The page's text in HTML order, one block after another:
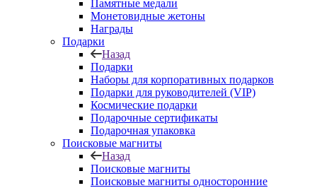
Памятные медали
Монетовидные жетоны
Награды
Подарки
Назад
Подарки
Наборы для корпоративных подарков
Подарки для руководителей (VIP)
Космические подарки
Подарочные сертификаты
Подарочная упаковка
Поисковые магниты
Назад
Поисковые магниты
Поисковые магниты односторонние